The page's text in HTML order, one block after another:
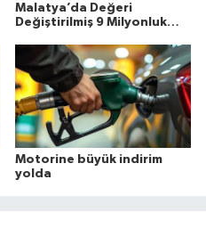
Malatya’da Değeri
Değiştirilmiş 9 Milyonluk
Motorine büyük indirim
yolda